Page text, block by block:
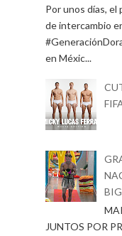
Por unos días,
de intercambio
en Méxic...
JUNTOS POR